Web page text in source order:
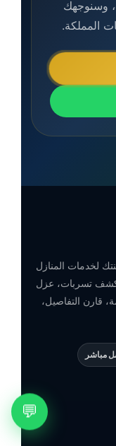
💬
وسنوجهك
المملكة.
لخدمات المنازل
كشف تسربات، عزل
قارن التفاصيل،
مباشر